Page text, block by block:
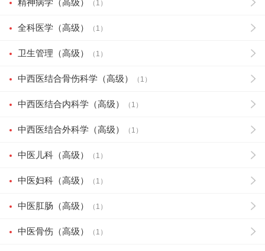
精神病学（高级） （1）
全科医学（高级） （1）
卫生管理（高级） （1）
中西医结合骨伤科学（高级） （1）
中西医结合内科学（高级） （1）
中西医结合外科学（高级） （1）
中医儿科（高级） （1）
中医妇科（高级） （1）
中医肛肠（高级） （1）
中医骨伤（高级） （1）